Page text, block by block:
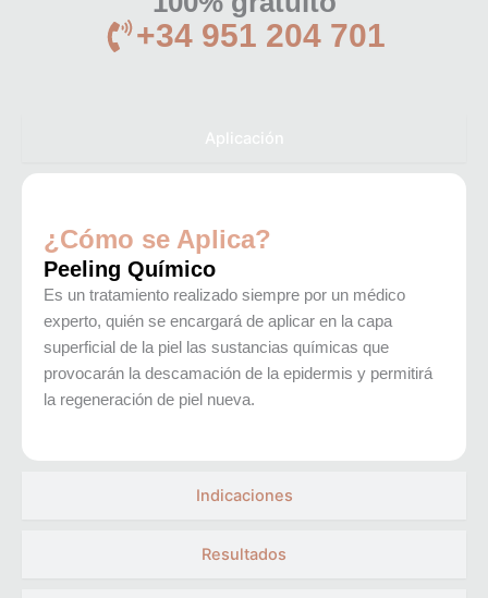
+34 951 204 701
Aplicación
Indicaciones
Resultados
¿Cómo se Aplica?
Peeling Químico
Es un tratamiento realizado siempre por un médico
experto, quién se encargará de aplicar en la capa
superficial de la piel las sustancias químicas que
provocarán la descamación de la epidermis y permitirá
la regeneración de piel nueva.